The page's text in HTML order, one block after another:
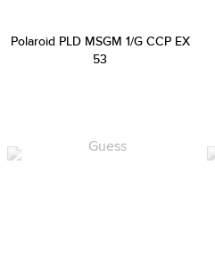
Polaroid PLD MSGM 1/G CCP EX
53